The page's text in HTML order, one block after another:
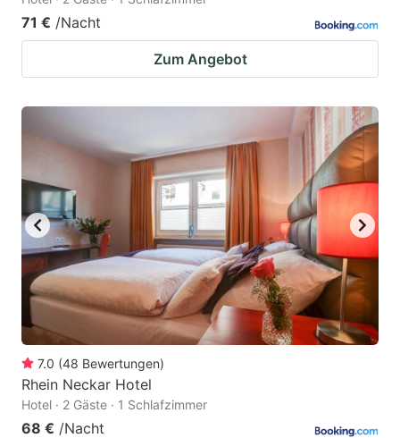
71 € /Nacht
Zum Angebot
7.0 (48 Bewertungen)
Rhein Neckar Hotel
Hotel · 2 Gäste · 1 Schlafzimmer
68 € /Nacht